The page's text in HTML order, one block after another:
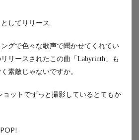
してリリース
グで色々な歌声で聞かせてくれてい
リースされたこの曲「Labyrinth」も
素敵じゃないですか。
ョットでずっと撮影しているとてもか